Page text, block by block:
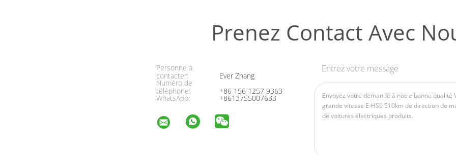
Prenez Contact Avec
Personne à
contacter:
Ever Zhang
Numéro de
téléphone:
+86 156 1257 9363
WhatsApp: +8613755007633
Entrez votre message